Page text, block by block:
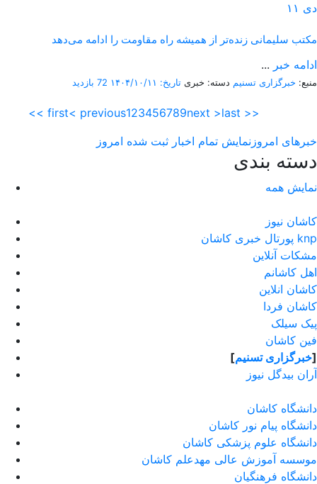
۱۱ دی
مکتب سلیمانی زنده‌تر از همیشه راه مقاومت را ادامه می‌دهد
... ادامه خبر
منبع: خبرگزاری تسنیم دسته: خبری تاریخ: ۱۴۰۴/۱۰/۱۱ 72 بازدید
<< first< previous123456789next >last >>
خبرهای امروز نمایش تمام اخبار ثبت شده امروز
دسته بندی
نمایش همه
کاشان نیوز
پورتال خبری كاشان knp
مشکات آنلاین
اهل کاشانم
کاشان انلاین
کاشان فردا
پیک سیلک
فین کاشان
[خبرگزاری تسنیم]
آران بیدگل نیوز
دانشگاه کاشان
دانشگاه پیام نور کاشان
دانشگاه علوم پزشکی کاشان
موسسه آموزش عالی مهدعلم کاشان
دانشگاه فرهنگیان